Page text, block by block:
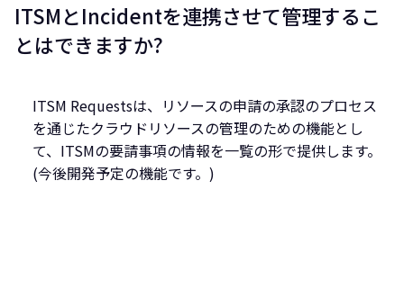
ITSMとIncidentを連携させて管理するこ
とはできますか?
ITSM Requestsは、リソースの申請の承認のプロセス
を通じたクラウドリソースの管理のための機能とし
て、ITSMの要請事項の情報を一覧の形で提供します。
(今後開発予定の機能です。)